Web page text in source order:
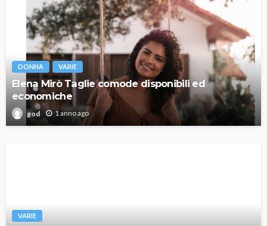
DONNA VARIE
Elena Mirò Taglie comode disponibili ed
economiche
god 1 anno ago
VARIE